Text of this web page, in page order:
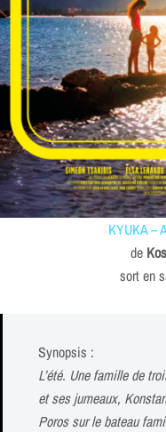
KYUKA –
de
sort en
Synopsis :
L’été. Une famille de
et ses jumeaux,
Poros sur le bateau